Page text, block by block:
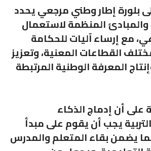
بلورة إطار وطني مرجعي يحدد
والمبادئ المنظمة لاستعمال
مع إرساء آليات للحكامة
القطاعات المعنية، وتعزيز
المعرفة الوطنية المرتبطة
أن إدماج الذكاء
يجب أن يقوم على مبدأ
بما يضمن بقاء المتعلم والمدرس